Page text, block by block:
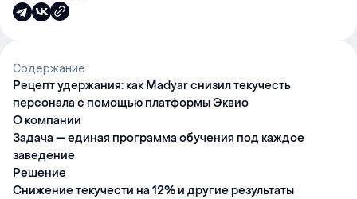
Содержание
Рецепт удержания: как Madyar снизил текучесть
персонала с помощью платформы Эквио
О компании
Задача — единая программа обучения под каждое
заведение
Решение
Снижение текучести на 12% и другие результаты